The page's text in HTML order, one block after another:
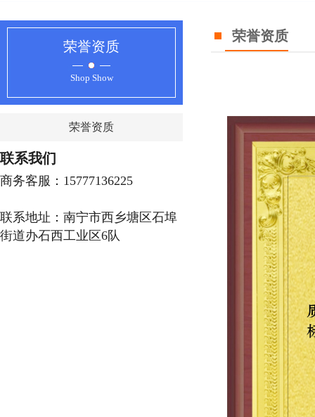
荣誉资质
Shop Show
荣誉资质
联系我们
商务客服：15777136225
联系地址：南宁市西乡塘区石埠
街道办石西工业区6队
荣誉资质